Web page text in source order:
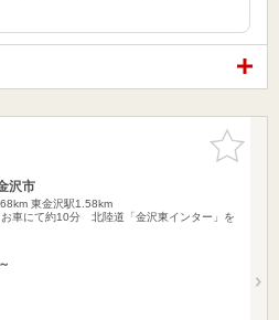
お気に入
りに追加
沢市
東金沢駅1.58km
車にて約10分 北陸道「金沢東インター」を